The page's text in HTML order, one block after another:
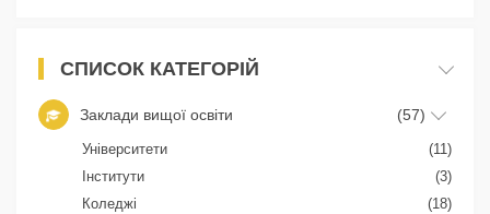
СПИСОК КАТЕГОРІЙ
Заклади вищої освіти (57)
Університети
(11)
Інститути
(3)
Коледжі
(18)